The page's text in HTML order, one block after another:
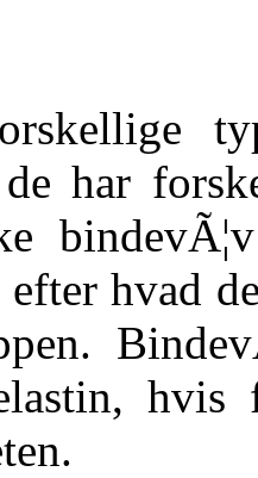
har
hvad
hvis